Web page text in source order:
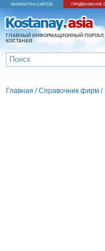
ГЛАВНЫЙ ИНФОРМАЦИОННЫЙ ПОРТАЛ
КОСТАНАЯ
Главная /Справочник фирм /